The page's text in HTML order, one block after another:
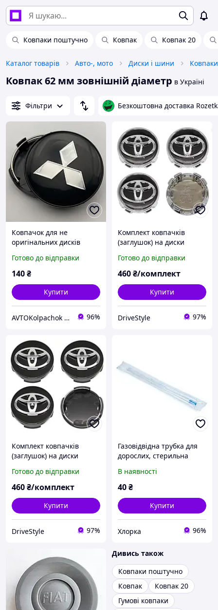
Ковпаки поштучно Ковпак Ковпак 20
Каталог товарів Авто-, мото Диски і шини
Ковпак 62 мм зовнішній діаметр в Україні
Фільтри Безкоштовна доставка
Ковпачок для не
оригінальних дисків
діаметром 68 мм
кріпильним 62 мм
Готово до відправки
140₴
Купити
AVTOKolpachok ковпачки та заглушки для литих дисків. Аксесуари для коліс. 96%
Комплект ковпачків
(заглушок) на диски
Зовнішній діаметр 62мм
Готово до відправки
460₴/комплект
Купити
DriveStyle 97%
Комплект ковпачків
(заглушок) на диски
логотипом Зовнішній
діаметр 62 мм Camry,
та інші
Готово до відправки
460₴/комплект
Купити
DriveStyle 97%
Газовідвідна трубка для
дорослих, стерильна
мм, зовнішній - 8.0 мм),
TEDI
В наявності
40₴
Купити
Хлорка 96%
Дивись також
Ковпаки поштучно
Ковпак
Ковпак 20
Гумові ковпаки